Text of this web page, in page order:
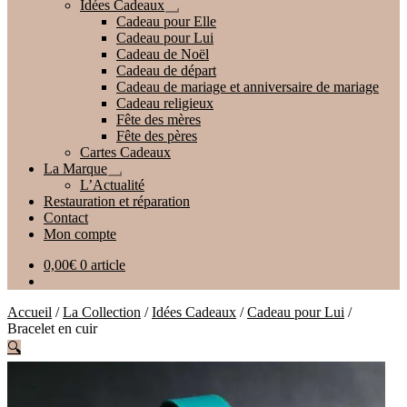
Idées Cadeaux
Ouvrir
le
menu
enfant
Cadeau pour Elle
Cadeau pour Lui
Cadeau de Noël
Cadeau de départ
Cadeau de mariage et anniversaire de mariage
Cadeau religieux
Fête des mères
Fête des pères
Cartes Cadeaux
La Marque
Ouvrir
le
menu
L’Actualité
Restauration et réparation
Contact
Mon compte
0,00€ 0 article
Accueil /La Collection /Idées Cadeaux /Cadeau pour Lui /
Bracelet en cuir
🔍